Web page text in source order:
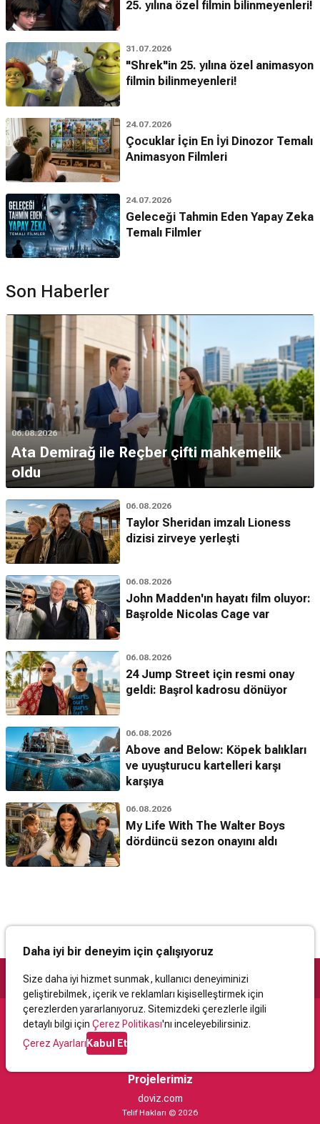
25. yılına özel filmin bilinmeyenleri!
31.07.2026
"Shrek"in 25. yılına özel animasyon
filmin bilinmeyenleri!
24.07.2026
Çocuklar İçin En İyi Dinozor Temalı
Animasyon Filmleri
24.07.2026
Geleceği Tahmin Eden Yapay Zeka
Temalı Filmler
Son Haberler
06.08.2026
Ata Demirağ ile Reçber çifti mahkemelik
oldu
06.08.2026
Taylor Sheridan imzalı Lioness
dizisi zirveye yerleşti
06.08.2026
John Madden'ın hayatı film oluyor:
Başrolde Nicolas Cage var
06.08.2026
24 Jump Street için resmi onay
geldi: Başrol kadrosu dönüyor
06.08.2026
Above and Below: Köpek balıkları
ve uyuşturucu kartelleri karşı
karşıya
06.08.2026
My Life With The Walter Boys
dördüncü sezon onayını aldı
Daha iyi bir deneyim için çalışıyoruz
Size daha iyi hizmet sunmak, kullanıcı deneyiminizi
geliştirebilmek, içerik ve reklamları kişiselleştirmek için
çerezlerden yararlanıyoruz. Sitemizdeki çerezlerle ilgili
detaylı bilgi için Çerez Politikası'nı inceleyebilirsiniz.
Çerez AyarlarıKabul Et
Destek
İletişimYardımKullanıcı Sözleşmesi
Projelerimiz
doviz.com
Telif Hakları © 2026